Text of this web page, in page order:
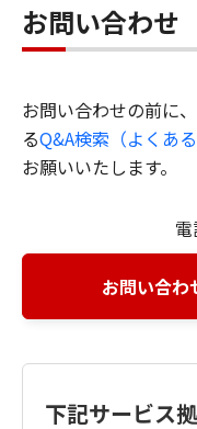
お問い合わせ
お問い合わせの前に
るQ&A検索（よくある
お願いいたします。
お問い合わ
下記サービス